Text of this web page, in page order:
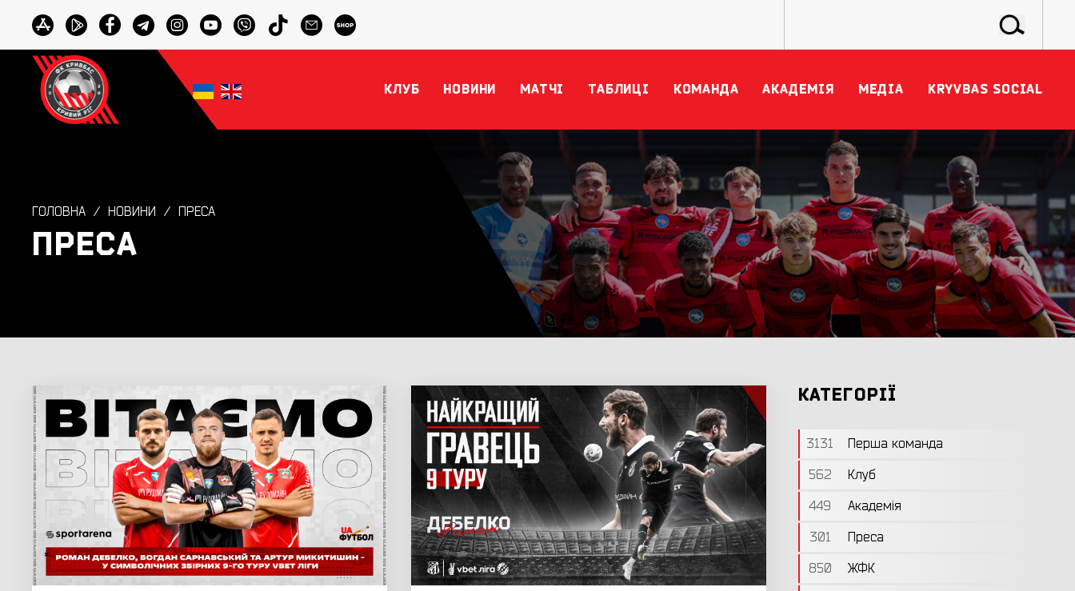
КЛУБ НОВИНИ МАТЧІ ТАБЛИЦІ КОМАНДА АКАДЕМІЯ МЕДІА KRYVBAS SOCIAL
ГОЛОВНА НОВИНИ ПРЕСА
ПРЕСА
КАТЕГОРІЇ
3131
Перша команда
562
Клуб
449
Академія
301
Преса
850
ЖФК